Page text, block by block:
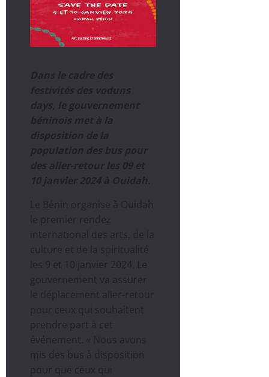
Dans le cadre des
festivités des voduns
days, le gouvernement
béninois met à la
disposition de la
population des bus pour
des aller-retour les 09 et
10 janvier 2024 à Ouidah.
Le Bénin organise à Ouidah
le premier rendez
international des arts, de la
culture et de la spiritualité
les 9 et 10 janvier 2024. Le
gouvernement va assurer
le déplacement aller-retour
pour ceux qui souhaitent
prendre part à cet
événement. « Nous avons
mis des bus à disposition
pour que ceux qui